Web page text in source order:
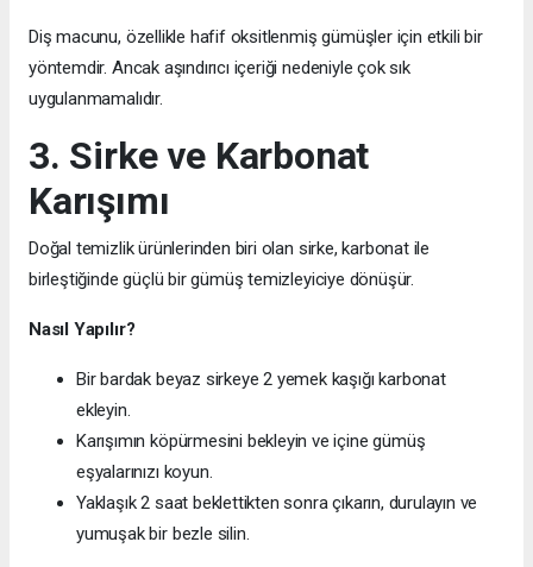
Diş macunu, özellikle hafif oksitlenmiş gümüşler için etkili bir
yöntemdir. Ancak aşındırıcı içeriği nedeniyle çok sık
uygulanmamalıdır.
3. Sirke ve Karbonat
Karışımı
Doğal temizlik ürünlerinden biri olan sirke, karbonat ile
birleştiğinde güçlü bir gümüş temizleyiciye dönüşür.
Nasıl Yapılır?
Bir bardak beyaz sirkeye 2 yemek kaşığı karbonat
ekleyin.
Karışımın köpürmesini bekleyin ve içine gümüş
eşyalarınızı koyun.
Yaklaşık 2 saat beklettikten sonra çıkarın, durulayın ve
yumuşak bir bezle silin.